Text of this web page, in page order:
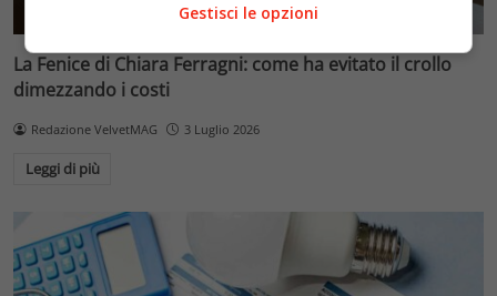
La Fenice di Chiara Ferragni: come ha evitato il crollo
dimezzando i costi
Redazione VelvetMAG 3 Luglio 2026
Leggi di più
Gestisci le opzioni